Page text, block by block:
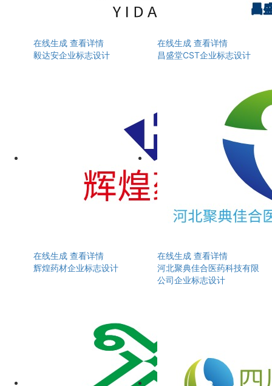
在线生成 查看详情
毅达安企业标志设计
在线生成 查看详情
昌盛堂CST企业标志设计
在线生成 查看详情
辉煌药材企业标志设计
在线生成 查看详情
河北聚典佳合医药科技有限
公司企业标志设计